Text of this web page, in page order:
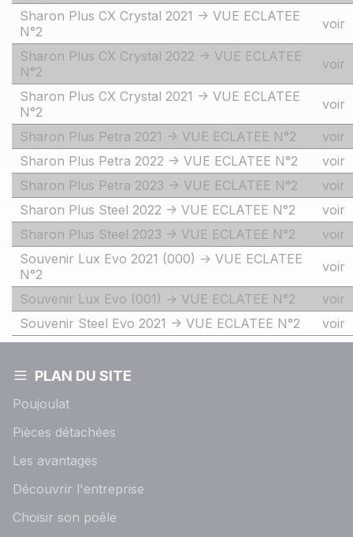
Sharon Plus CX Crystal 2021 -> VUE ECLATEE
N°2
voir
Sharon Plus CX Crystal 2022 -> VUE ECLATEE
N°2
voir
Sharon Plus CX Crystal 2021 -> VUE ECLATEE
N°2
voir
Sharon Plus Petra 2021 -> VUE ECLATEE N°2
voir
Sharon Plus Petra 2022 -> VUE ECLATEE N°2
voir
Sharon Plus Petra 2023 -> VUE ECLATEE N°2
voir
Sharon Plus Steel 2022 -> VUE ECLATEE N°2
voir
Sharon Plus Steel 2023 -> VUE ECLATEE N°2
voir
Souvenir Lux Evo 2021 (000) -> VUE ECLATEE
N°2
voir
Souvenir Lux Evo (001) -> VUE ECLATEE N°2
voir
Souvenir Steel Evo 2021 -> VUE ECLATEE N°2
voir
PLAN DU SITE
Poujoulat
Pièces détachées
Les avantages
Découvrir l'entreprise
Choisir son poêle